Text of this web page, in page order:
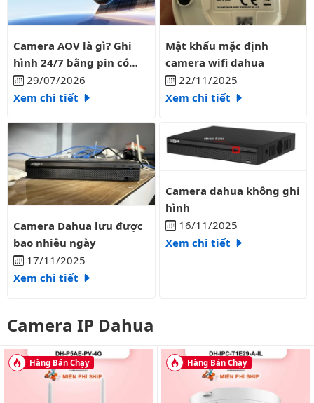
Camera AOV là gì? Ghi hình 24/7 bằng pin có liên tục?
Camera AOV là gì? Ghi
hình 24/7 bằng pin có
liên tục?
29/07/2026
Xem chi tiết
Mật khẩu mặc định camera
Mật khẩu mặc định
camera wifi dahua
22/11/2025
Xem chi tiết
Camera Dahua lưu được bao nhiêu ngày
Camera Dahua lưu được
bao nhiêu ngày
17/11/2025
Xem chi tiết
Camera dahua không ghi hình
Camera dahua không ghi
hình
16/11/2025
Xem chi tiết
Camera IP Dahua
Hàng Bán Chạy Hàng Bán Chạy